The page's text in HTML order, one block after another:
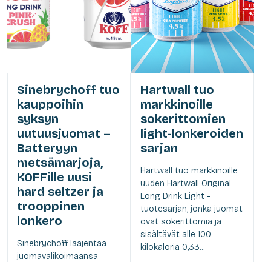
Sinebrychoff tuo
kauppoihin
syksyn
uutuusjuomat –
Batteryyn
metsämarjoja,
KOFFille uusi
hard seltzer ja
trooppinen
lonkero
Sinebrychoff laajentaa
juomavalikoimaansa
Hartwall tuo
markkinoille
sokerittomien
light-lonkeroiden
sarjan
Hartwall tuo markkinoille
uuden Hartwall Original
Long Drink Light -
tuotesarjan, jonka juomat
ovat sokerittomia ja
sisältävät alle 100
kilokaloria 0,33...